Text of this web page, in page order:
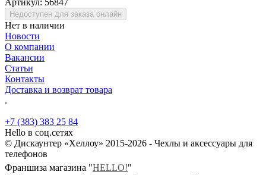
Недоступен для заказа онлайн
Нет в наличии
Новости
О компании
Вакансии
Статьи
Контакты
Доставка и возврат товара
.
+7 (383) 383 25 84
Hello в соц.сетях
© Дискаунтер «Хеллоу» 2015-2026 - Чехлы и аксессуары для
телефонов
Франшиза магазина "HELLO!"